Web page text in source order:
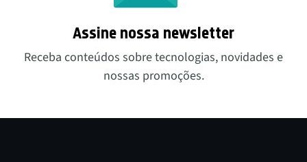
Assine nossa newsletter
Receba conteúdos sobre tecnologias, novidades e
nossas promoções.